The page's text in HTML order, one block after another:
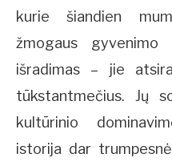
kurie šiandien
žmogaus
išradimas – jie
tūkstantmečius. Jų
kultūrinio
istorija dar